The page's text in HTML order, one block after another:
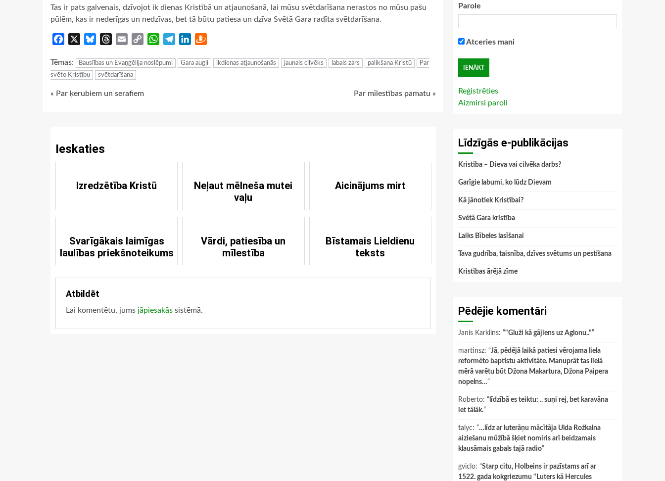
Tas ir pats galvenais, dzīvojot ik dienas Kristībā un atjaunošanā, lai mūsu svētdarīšana nerastos no mūsu pašu
pūlēm, kas ir nederīgas un nedzīvas, bet tā būtu patiesa un dzīva Svētā Gara radīta svētdarīšana.
Facebook BlueskyThreads
Email
Copy
WhatsApp
TelegramLinkedIn
Tēmas: Bauslības un Evaņģēlija noslēpumi Gara augļi ikdienas atjaunošanās jaunais cilvēks labais zars palikšana Kristū
Par
svēto Kristību
svētdarīšana
Continue
« Par ķerubiem un serafiem Par mīlestības pamatu »
Ieskaties
Izredzētība Kristū
Neļaut mēlneša mutei
vaļu
Aicinājums mirt
Svarīgākais laimīgas
laulības priekšnoteikums
Vārdi, patiesība un
mīlestība
Bīstamais Lieldienu
teksts
Atbildēt
Lai komentētu, jums jāpiesakās sistēmā.
Parole
Atceries mani
Reģistrēties
Aizmirsi paroli
Līdzīgās e-publikācijas
Kristība – Dieva vai cilvēka darbs?
Garīgie labumi, ko lūdz Dievam
Kā jānotiek Kristībai?
Svētā Gara kristība
Laiks Bībeles lasīšanai
Tava gudrība, taisnība, dzīves svētums un pestīšana
Kristības ārējā zīme
Pēdējie komentāri
Janis Karklins: “"Gluži kā gājiens uz Aglonu.."”
martinsz: “Jā, pēdējā laikā patiesi vērojama liela
reformēto baptistu aktivitāte. Manuprāt tas lielā
mērā varētu būt Džona Makartura, Džona Paipera
nopelns…”
Roberto: “ līdzībā es teiktu: .. suņi rej, bet karavāna
iet tālāk.”
talyc: “…līdz ar luterāņu mācītāja Ulda Rožkalna
aiziešanu mūžībā šķiet nomiris arī beidzamais
klausāmais gabals tajā radio”
gviclo: “Starp citu, Holbeins ir pazīstams arī ar
1522. gada kokgriezumu "Luters kā Hercules